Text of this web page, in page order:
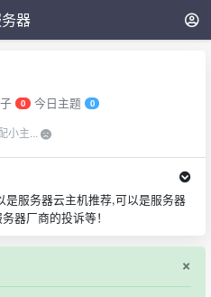
器
0 今日主题 0
小主...
服务器云主机推荐,可以是服务器
器厂商的投诉等！
×